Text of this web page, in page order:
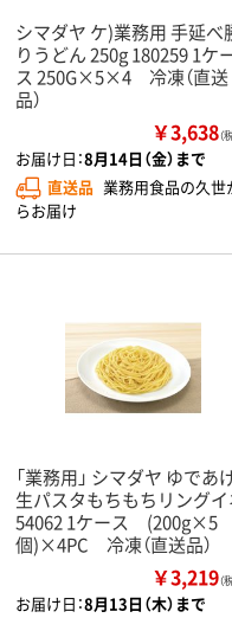
シマダヤ ケ)業務用 手延べ
りうどん 250g 180259 1ケ
ス 250G×5×4 冷凍（直送
品）
￥3,638（
お届け日：8月14日（金）まで
直送品 業務用食品の久世
らお届け
「業務用」 シマダヤ ゆであ
生パスタもちもちリングイ
54062 1ケース (200g×5
個)×4PC 冷凍（直送品）
￥3,219（
お届け日：8月13日（木）まで